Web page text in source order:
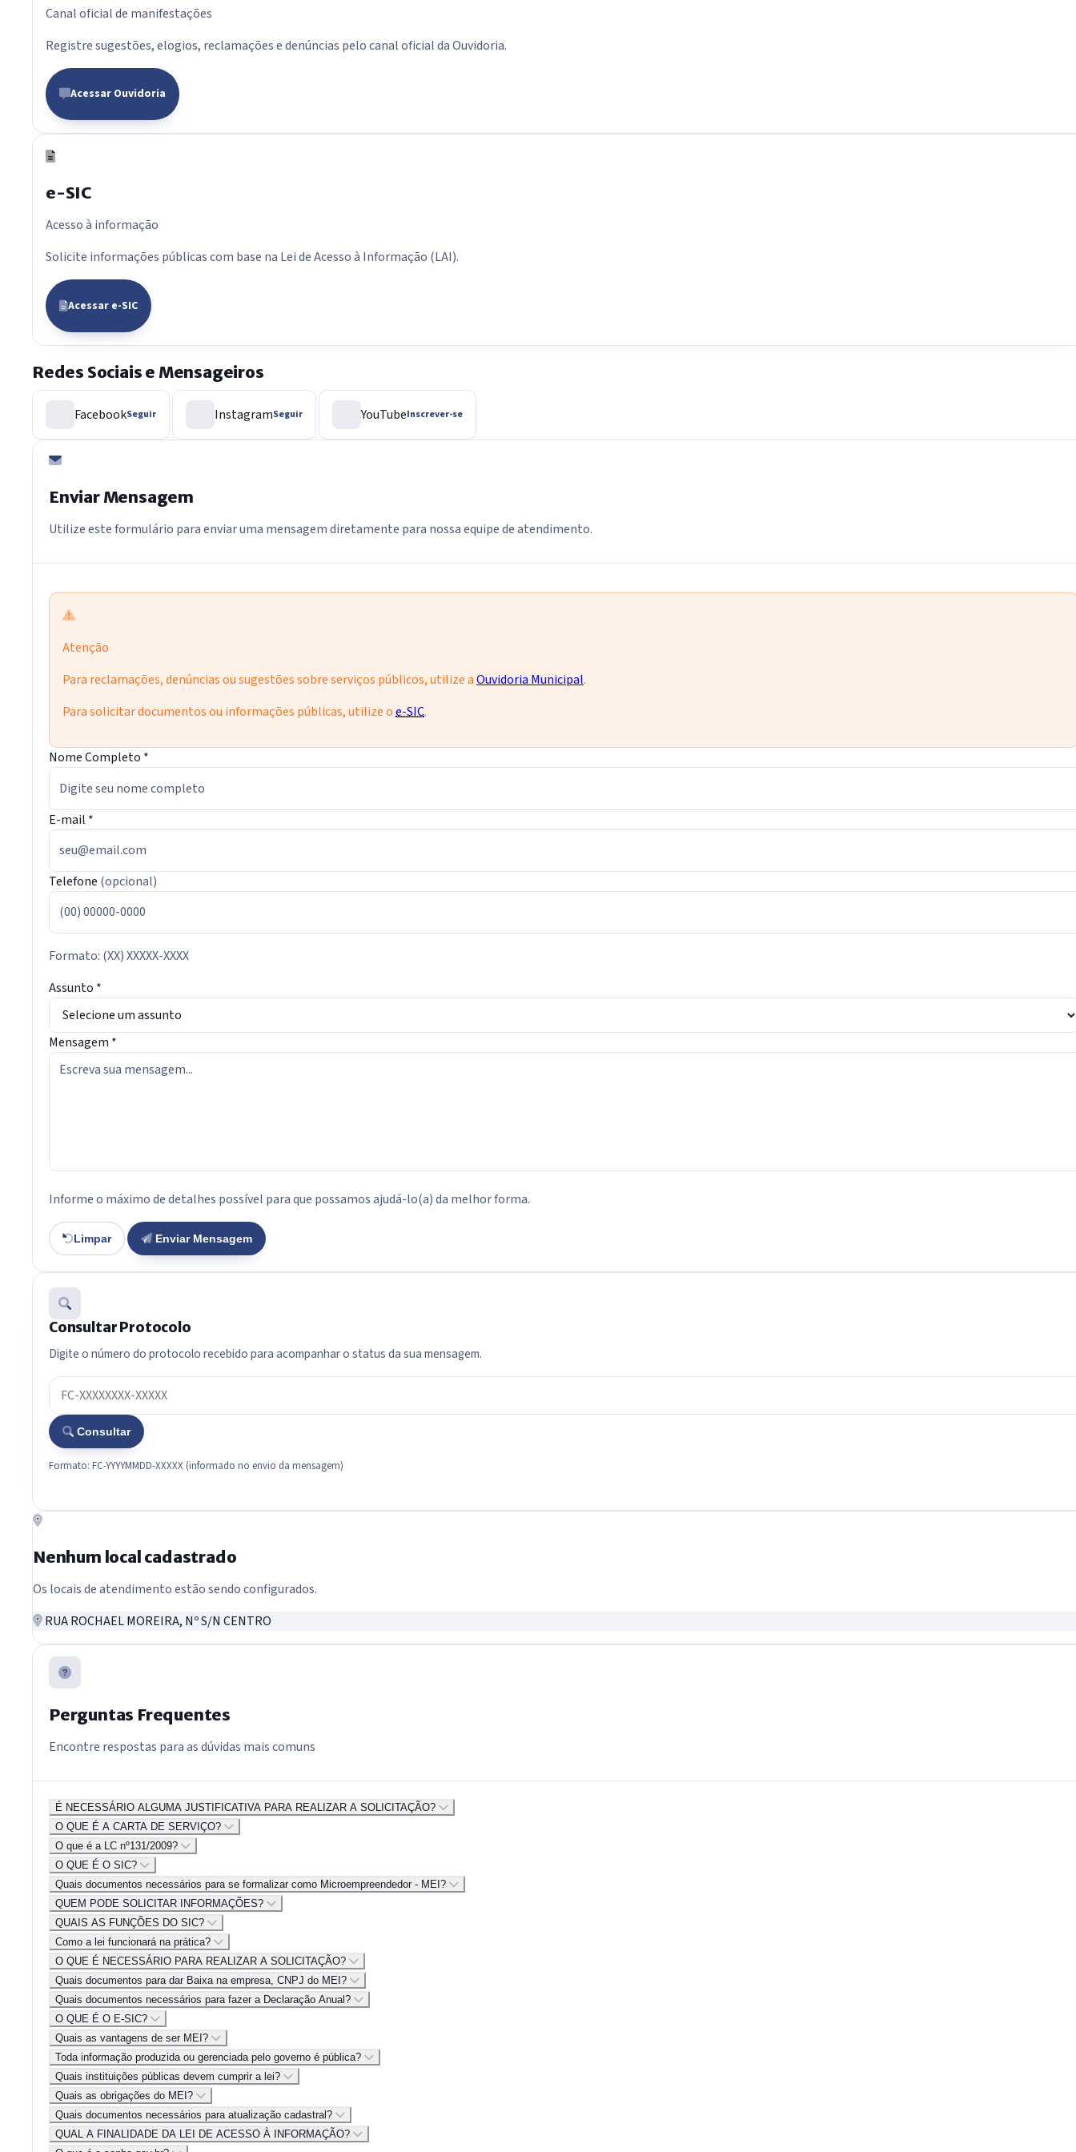
Canal oficial de manifestações
Registre sugestões, elogios, reclamações e denúncias pelo canal oficial da Ouvidoria.
Acessar Ouvidoria
e-SIC
Acesso à informação
Solicite informações públicas com base na Lei de Acesso à Informação (LAI).
Acessar e-SIC
Redes Sociais e Mensageiros
FacebookSeguir InstagramSeguir YouTubeInscrever-se
Enviar Mensagem
Utilize este formulário para enviar uma mensagem diretamente para nossa equipe de atendimento.
Atenção
Para reclamações, denúncias ou sugestões sobre serviços públicos, utilize aOuvidoria Municipal.
Para solicitar documentos ou informações públicas, utilize oe-SIC.
Nome Completo *
E-mail *
Telefone (opcional)
Formato: (XX) XXXXX-XXXX
Assunto *
Mensagem *
Informe o máximo de detalhes possível para que possamos ajudá-lo(a) da melhor forma.
Limpar Enviar Mensagem
Consultar Protocolo
Digite o número do protocolo recebido para acompanhar o status da sua mensagem.
Consultar
Formato: FC-YYYYMMDD-XXXXX (informado no envio da mensagem)
Nenhum local cadastrado
Os locais de atendimento estão sendo configurados.
RUA ROCHAEL MOREIRA, Nº S/N CENTRO
Perguntas Frequentes
Encontre respostas para as dúvidas mais comuns
É NECESSÁRIO ALGUMA JUSTIFICATIVA PARA REALIZAR A SOLICITAÇÃO?
O QUE É A CARTA DE SERVIÇO?
O que é a LC nº131/2009?
O QUE É O SIC?
Quais documentos necessários para se formalizar como Microempreendedor - MEI?
QUEM PODE SOLICITAR INFORMAÇÕES?
QUAIS AS FUNÇÕES DO SIC?
Como a lei funcionará na prática?
O QUE É NECESSÁRIO PARA REALIZAR A SOLICITAÇÃO?
Quais documentos para dar Baixa na empresa, CNPJ do MEI?
Quais documentos necessários para fazer a Declaração Anual?
O QUE É O E-SIC?
Quais as vantagens de ser MEI?
Toda informação produzida ou gerenciada pelo governo é pública?
Quais instituições públicas devem cumprir a lei?
Quais as obrigações do MEI?
Quais documentos necessários para atualização cadastral?
QUAL A FINALIDADE DA LEI DE ACESSO À INFORMAÇÃO?